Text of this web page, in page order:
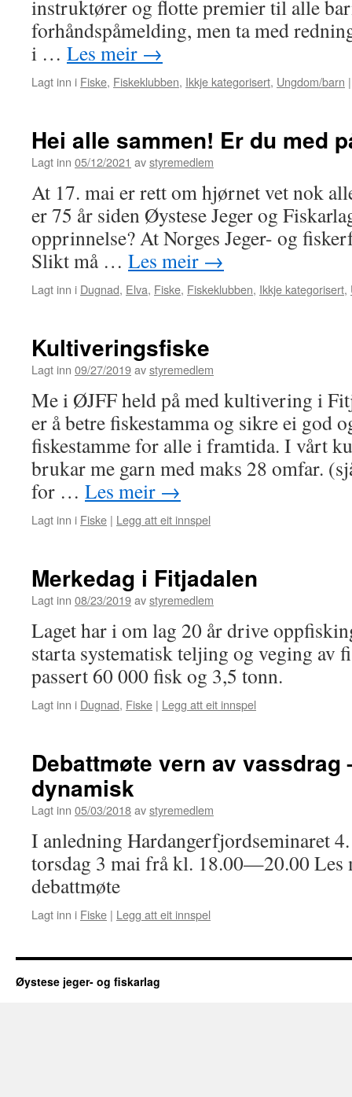
instruktører og flotte premier til alle
forhåndspåmelding, men ta med
i … Les meir →
Lagt inn i Fiske, Fiskeklubben, Ikkje kategorisert, Ungdom/barn |
Hei alle sammen! Er du med
Lagt inn 05/12/2021 avstyremedlem
At 17. mai er rett om hjørnet vet nok
er 75 år siden Øystese Jeger og
opprinnelse? At Norges Jeger- og
Slikt må … Les meir →
Lagt inn i Dugnad, Elva, Fiske, Fiskeklubben, Ikkje kategorisert,
Kultiveringsfiske
Lagt inn 09/27/2019avstyremedlem
Me i ØJFF held på med kultivering i
er å betre fiskestamma og sikre ei god
fiskestamme for alle i framtida. I vårt
brukar me garn med maks 28 omfar.
for … Les meir →
Lagt inn i Fiske | Legg att eit innspel
Merkedag i Fitjadalen
Lagt inn 08/23/2019avstyremedlem
Laget har i om lag 20 år drive
starta systematisk teljing og veging av
passert 60 000 fisk og 3,5 tonn.
Lagt inn i Dugnad, Fiske | Legg att eit innspel
Debattmøte vern av vassdrag
dynamisk
Lagt inn 05/03/2018avstyremedlem
I anledning Hardangerfjordseminaret
torsdag 3 mai frå kl. 18.00—20.00 Les
debattmøte
Lagt inn i Fiske | Legg att eit innspel
Øystese jeger- og fiskarlag